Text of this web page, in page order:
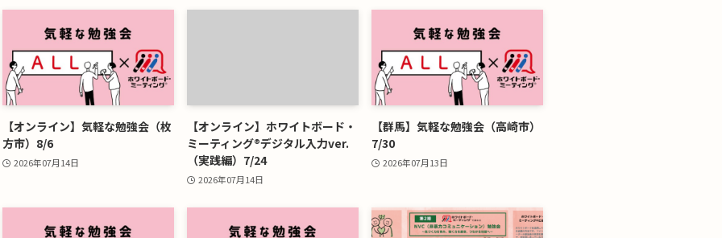
【オンライン】気軽な勉強会（枚
方市）8/6
2026年07月14日
【オンライン】ホワイトボード・
ミーティング®デジタル入力ver.
（実践編）7/24
2026年07月14日
【群馬】気軽な勉強会（高崎市）
7/30
2026年07月13日